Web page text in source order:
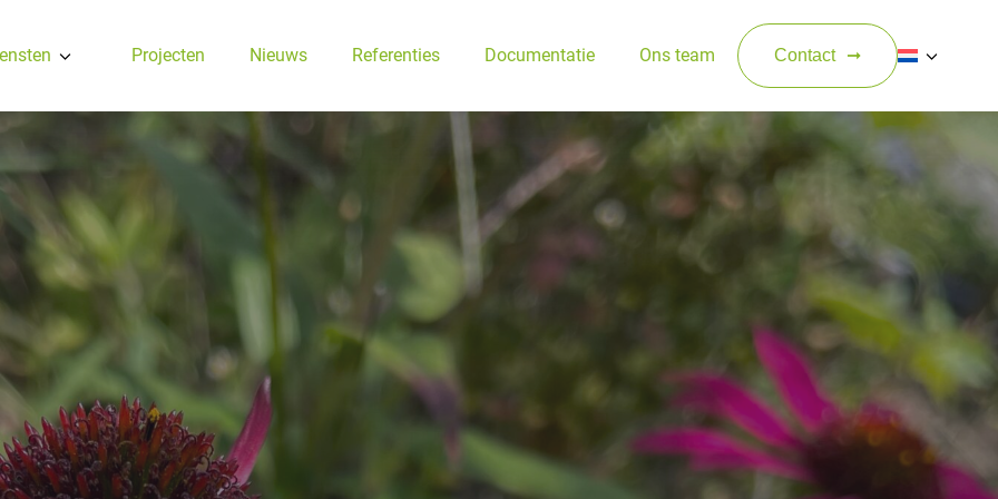
Projecten Nieuws Referenties Documentatie Ons team Contact